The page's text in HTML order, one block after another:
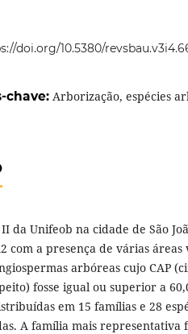
doi.org/10.5380/
chave: Arborização, espécies
da Unifeob na cidade de São
com a presença de várias
arbóreas cujo CAP
fosse igual ou superior a
em 15 famílias e 28
A família mais representativa